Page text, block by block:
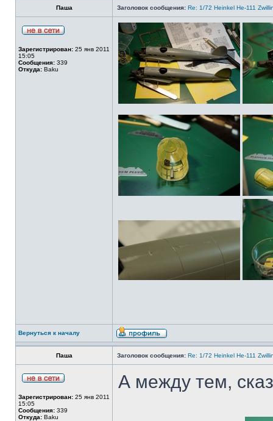
Паша Заголовок сообщения: Re: 1/72 Heinkel He-111
Зарегистрирован: 25 янв 2011
15:05
Сообщения: 339
Откуда: Baku
Вернуться к началу
Паша Заголовок сообщения: Re: 1/72 Heinkel He-111
Зарегистрирован: 25 янв 2011
15:05
Сообщения: 339
Откуда: Baku
А между тем,